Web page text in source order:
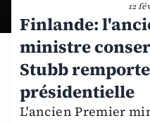
12
Finlande:
ministre
Stubb
présidentielle
L'ancien Premier